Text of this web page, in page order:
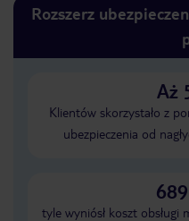
Rozszerz
Aż
Klientów skorzystało z
ubezpieczenia od
tyle wyniósł koszt